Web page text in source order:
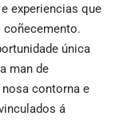
experiencias que
coñecemento.
única
man de
contorna e
á